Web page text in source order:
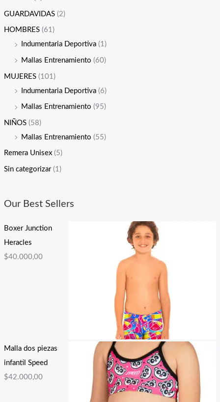
GUARDAVIDAS (2)
HOMBRES (61)
Indumentaria Deportiva (1)
Mallas Entrenamiento (60)
MUJERES (101)
Indumentaria Deportiva (6)
Mallas Entrenamiento (95)
NIÑOS (58)
Mallas Entrenamiento (55)
Remera Unisex (5)
Sin categorizar (1)
Our Best Sellers
Boxer Junction
Heracles
$40.000,00
Malla dos piezas
infantil Speed
$42.000,00